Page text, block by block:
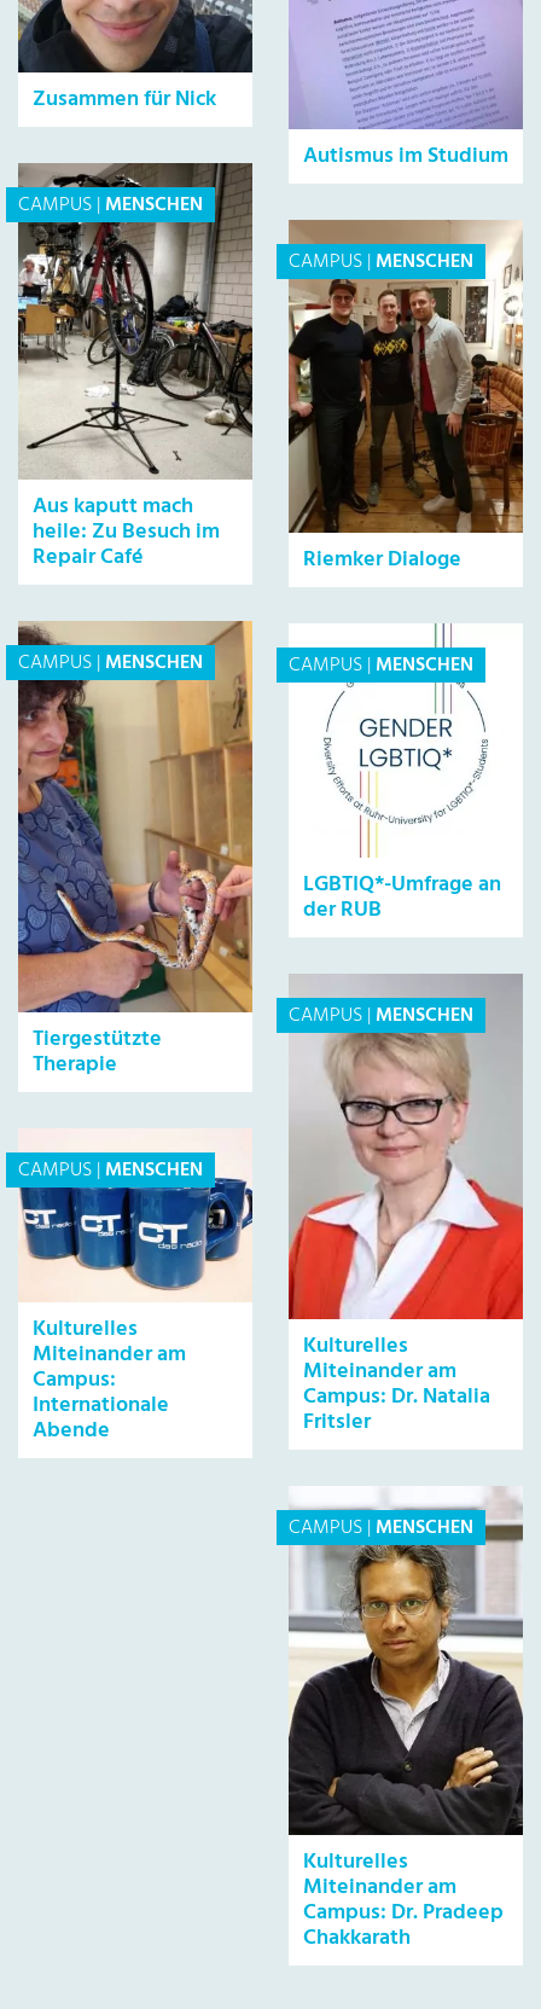
Zusammen für Nick
CAMPUS|MENSCHEN
Aus kaputt mach
heile: Zu Besuch im
Repair Café
CAMPUS|MENSCHEN
Tiergestützte
Therapie
CAMPUS|MENSCHEN
Kulturelles
Miteinander am
Campus:
Internationale
Abende
Autismus im Studium
CAMPUS|MENSCHEN
Riemker Dialoge
CAMPUS|MENSCHEN
LGBTIQ*-Umfrage an
der RUB
CAMPUS|MENSCHEN
Kulturelles
Miteinander am
Campus: Dr. Natalia
Fritsler
CAMPUS|MENSCHEN
Kulturelles
Miteinander am
Campus: Dr. Pradeep
Chakkarath